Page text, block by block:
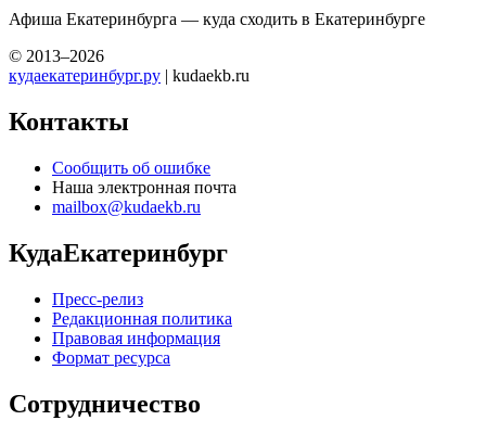
Афиша Екатеринбурга — куда сходить в Екатеринбурге
© 2013–2026
кудаекатеринбург.ру | kudaekb.ru
Контакты
Сообщить об ошибке
Наша электронная почта
mailbox@kudaekb.ru
КудаЕкатеринбург
Пресс-релиз
Редакционная политика
Правовая информация
Формат ресурса
Сотрудничество